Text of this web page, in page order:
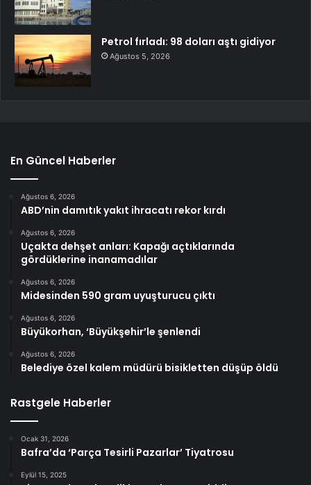
Petrol fırladı: 98 doları aştı gidiyor
Ağustos 5, 2026
En Güncel Haberler
Ağustos 6, 2026
ABD’nin damıtık yakıt ihracatı rekor kırdı
Ağustos 6, 2026
Uçakta dehşet anları: Kapağı açtıklarında
gördüklerine inanamadılar
Ağustos 6, 2026
Midesinden 590 gram uyuşturucu çıktı
Ağustos 6, 2026
Büyükorhan, ‘Büyükşehir’le şenlendi
Ağustos 6, 2026
Belediye özel kalem müdürü bisikletten düşüp öldü
Rastgele Haberler
Ocak 31, 2026
Bafra’da ‘Parça Tesirli Pazarlar’ Tiyatrosu
Eylül 15, 2025